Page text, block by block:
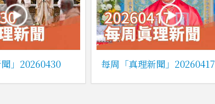
」20260430 每周「真理新聞」20260417